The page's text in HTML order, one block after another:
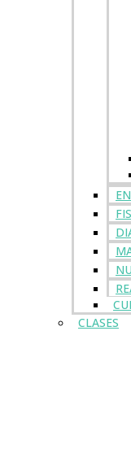
CLASES